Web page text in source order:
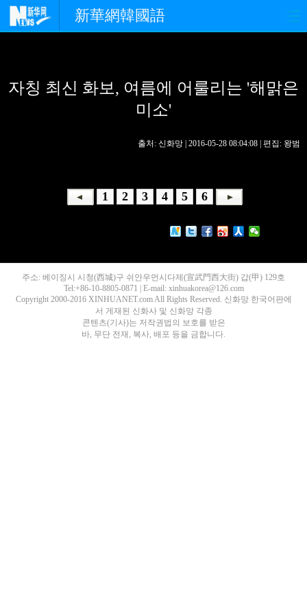
新華網韓國語
경제 사회 포토
핫 TV
생생 중국어
자칭 최신 화보, 여름에 어룰리는 '해맑은
미소'
출처: 신화망 | 2016-05-28 08:04:08 | 편집: 왕범
1 2 3 4 5 6
주소: 베이징시 시청(西城)구 쉬안우먼시다제(宣武門西大街) 갑(甲) 129호
Tel:+86-10-8805-0871 | E-mail: xinhuakorea@126.com
Copyright 2000-2016 XINHUANET.com All Rights Reserved. 신화망 한국어판에
서 게재된 신화사 및 신화망 각종
콘텐츠(기사)는 저작권법의 보호를 받은
바, 무단 전재, 복사, 배포 등을 금합니다.